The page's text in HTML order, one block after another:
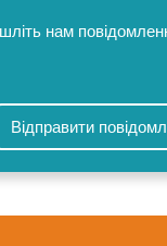
нам
Відправити